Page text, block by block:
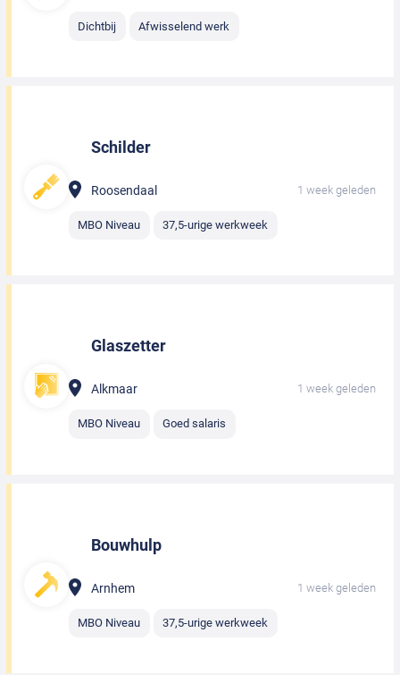
Dichtbij Afwisselend werk
Schilder
Roosendaal 1 week geleden
MBO Niveau 37,5-urige werkweek
Glaszetter
Alkmaar 1 week geleden
MBO Niveau Goed salaris
Bouwhulp
Arnhem 1 week geleden
MBO Niveau 37,5-urige werkweek